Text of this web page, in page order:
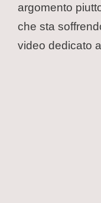
argomento
che sta
video dedicato